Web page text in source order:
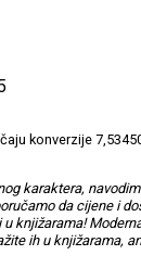
konverzije
karaktera,
da cijene i
knjižarama!
ih u knjižarama,